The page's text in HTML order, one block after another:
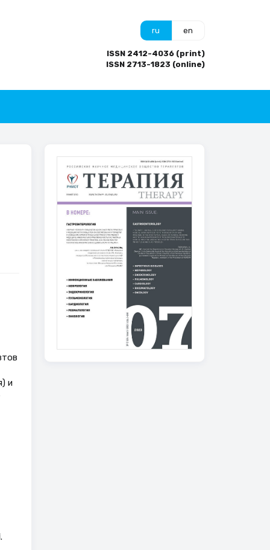
ru en
ISSN 2412-4036 (print)
ISSN 2713-1823 (online)
и